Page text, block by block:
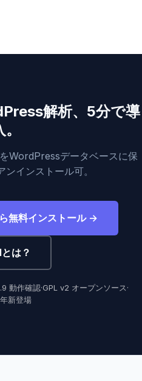
解析、5分で導
WordPressデータベースに保
インストール可。
無料インストール →
は？
動作確認·GPL v2 オープンソース·
新登場